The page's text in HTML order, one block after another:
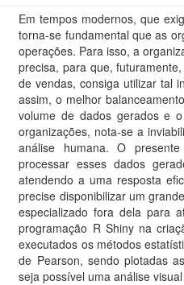
Em tempos modernos, que
torna-se fundamental que as
operações. Para isso, a
precisa, para que,
de vendas, consiga utilizar tal
assim, o melhor
volume de dados gerados e
organizações, nota-se a
análise humana. O
processar esses dados
atendendo a uma resposta
precise disponibilizar um
especializado fora dela para
programação R Shiny na
executados os métodos
de Pearson, sendo plotadas
seja possível uma análise